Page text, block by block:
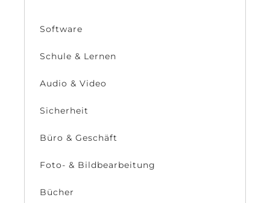
Software
Schule & Lernen
Audio & Video
Sicherheit
Büro & Geschäft
Foto- & Bildbearbeitung
Bücher